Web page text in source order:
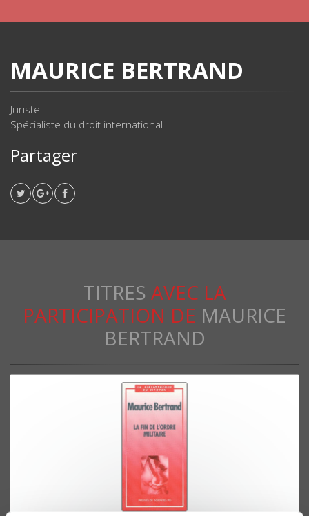
MAURICE BERTRAND
Juriste
Spécialiste du droit international
Partager
TITRES AVEC LA
PARTICIPATION DE MAURICE
BERTRAND